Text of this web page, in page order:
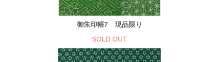
御朱印帳7 現品限り
SOLD OUT